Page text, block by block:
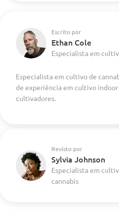
Escrito por
Ethan Cole
Especialista em
Especialista em cultivo de
de experiência em cultivo indoor
cultivadores.
Revisto por
Sylvia Johnson
Especialista em
cannabis